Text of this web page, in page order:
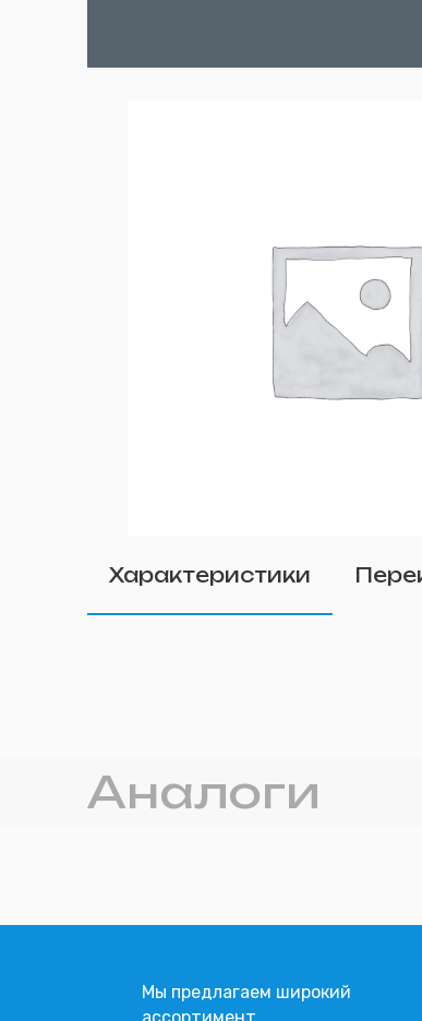
Характеристики
Аналоги
Мы предлагаем широкий